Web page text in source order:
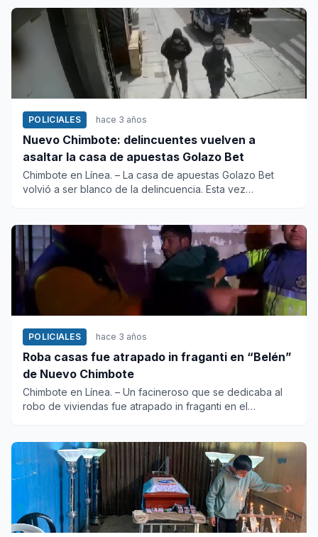
POLICIALES hace 3 años
Nuevo Chimbote: delincuentes vuelven a
asaltar la casa de apuestas Golazo Bet
Chimbote en Línea. – La casa de apuestas Golazo Bet
volvió a ser blanco de la delincuencia. Esta vez
POLICIALES hace 3 años
Roba casas fue atrapado in fraganti en “Belén”
de Nuevo Chimbote
Chimbote en Línea. – Un facineroso que se dedicaba al
robo de viviendas fue atrapado in fraganti en el